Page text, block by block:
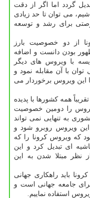
گردد اما اگر از دقت
می توان تا حد زیادی
برای رشد و توسعه
از دو خصوصیت بارز
بودن دانست و اضافه
با ویروس های دیگر
با آن مقابله نمود و
این ویروس برخوردار می
همه کشورها با پدیده
ویروس را دومین خصوصیت
به تنهایی نمی تواند
این ویروس روبرو شود و
که ویروس کرونا را که
ای تبدیل کرد و این
نظر مبتلا شدن به این
کرونا باید راهکاری جهانی
جامعه جهانی است و
استفاده نماییم.